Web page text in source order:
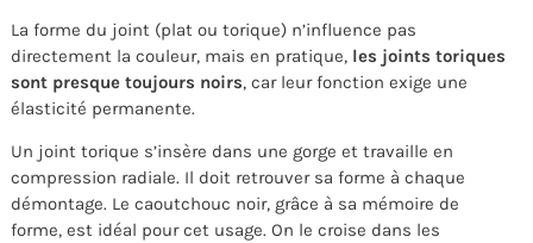
La forme du joint (plat ou torique) n’influence pas
directement la couleur, mais en pratique, les joints toriques
sont presque toujours noirs, car leur fonction exige une
élasticité permanente.
Un joint torique s’insère dans une gorge et travaille en
compression radiale. Il doit retrouver sa forme à chaque
démontage. Le caoutchouc noir, grâce à sa mémoire de
forme, est idéal pour cet usage. On le croise dans les